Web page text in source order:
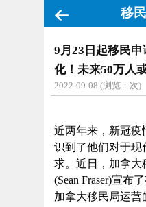
移
9月23日起移民
化！未来50万人
2022-09-08 (浏览： 次)
近两年来，新冠疫
识到了他们对于现
求。近日，加拿大
(Sean Fraser)宣布
加拿大移民局运营